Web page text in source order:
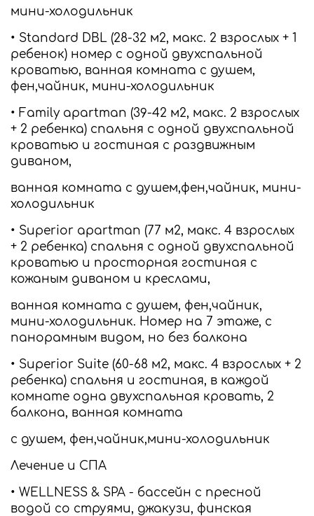
мини-холодильник
• Standard DBL (28-32 м2, макс. 2 взрослых + 1
ребенок) номер с одной двухспальной
кроватью, ванная комната с душем,
фен,чайник, мини-холодильник
• Family apartman (39-42 м2, макс. 2 взрослых
+ 2 ребенка) спальня с одной двухспальной
кроватью и гостиная с раздвижным
диваном,
ванная комната с душем,фен,чайник, мини-
холодильник
• Superior apartman (77 м2, макс. 4 взрослых
+ 2 ребенка) спальня с одной двухспальной
кроватью и просторная гостиная с
кожаным диваном и креслами,
ванная комната с душем, фен,чайник,
мини-холодильник. Номер на 7 этаже, с
панорамным видом, но без балкона
• Superior Suite (60-68 м2, макс. 4 взрослых + 2
ребенка) спальня и гостиная, в каждой
комнате одна двухспальная кровать, 2
балкона, ванная комната
с душем, фен,чайник,мини-холодильник
Лечение и СПА
• WELLNESS & SPA - бассейн с пресной
водой со струями, джакузи, финская